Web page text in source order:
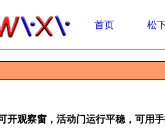
首页 松
开观察窗，活动门运行平稳，可用